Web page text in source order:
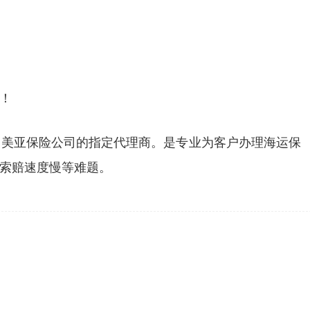
亚保险公司的指定代理商。是专业为客户办理海运保
速度慢等难题。